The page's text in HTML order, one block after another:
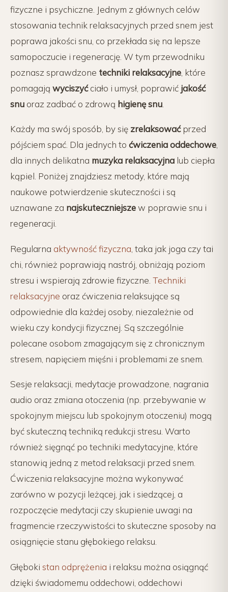
fizyczne i psychiczne. Jednym z głównych celów
stosowania technik relaksacyjnych przed snem jest
poprawa jakości snu, co przekłada się na lepsze
samopoczucie i regenerację. W tym przewodniku
poznasz sprawdzone techniki relaksacyjne , które
pomagają wyciszyćciało i umysł, poprawić jakość
snu oraz zadbać o zdrową higienę snu
Każdy ma swój sposób, by się zrelaksowaćprzed
pójściem spać. Dla jednych to ćwiczenia oddechowe
dla innych delikatna muzyka relaksacyjna lub ciepła
kąpiel. Poniżej znajdziesz metody, które mają
naukowe potwierdzenie skuteczności i są
uznawane za najskuteczniejszew poprawie snu i
regeneracji.
Regularna aktywność fizyczna , taka jak joga czy tai
chi, również poprawiają nastrój, obniżają poziom
stresu i wspierają zdrowie fizyczne. Techniki
relaksacyjne oraz ćwiczenia relaksujące są
odpowiednie dla każdej osoby, niezależnie od
wieku czy kondycji fizycznej. Są szczególnie
polecane osobom zmagającym się z chronicznym
stresem, napięciem mięśni i problemami ze snem.
Sesje relaksacji, medytacje prowadzone, nagrania
audio oraz zmiana otoczenia (np. przebywanie w
spokojnym miejscu lub spokojnym otoczeniu) mogą
być skuteczną techniką redukcji stresu. Warto
również sięgnąć po techniki medytacyjne, które
stanowią jedną z metod relaksacji przed snem.
Ćwiczenia relaksacyjne można wykonywać
zarówno w pozycji leżącej, jak i siedzącej, a
rozpoczęcie medytacji czy skupienie uwagi na
fragmencie rzeczywistości to skuteczne sposoby na
osiągnięcie stanu głębokiego relaksu.
Głęboki stan odprężenia i relaksu można osiągnąć
dzięki świadomemu oddechowi, oddechowi